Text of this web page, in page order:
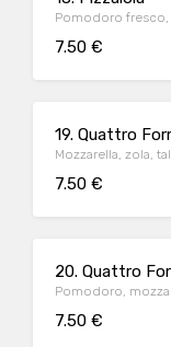
Pomodoro fresco,
7.50 €
19. Quattro
Mozzarella, zola,
7.50 €
20. Quattro
Pomodoro,
7.50 €